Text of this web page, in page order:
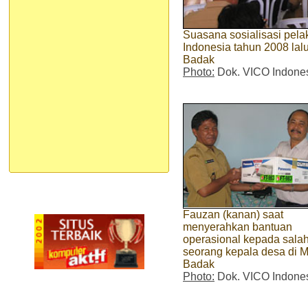
Suasana sosialisasi
Indonesia tahun 2008
Badak
Photo: Dok. VICO
Fauzan (kanan) saat
menyerahkan bantuan
operasional kepada
seorang kepala desa di
Badak
Photo: Dok. VICO